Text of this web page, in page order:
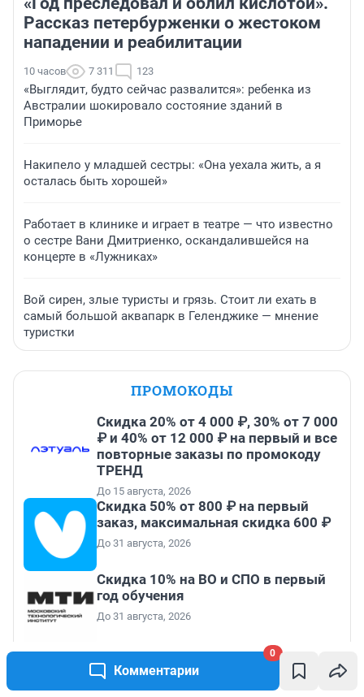
Комментарии
0
Рассказ петербурженки о жестоком
нападении и реабилитации
10 часов 7 311 123
«Выглядит, будто сейчас развалится»: ребенка из
Австралии шокировало состояние зданий в
Приморье
Накипело у младшей сестры: «Она уехала жить, а я
осталась быть хорошей»
Работает в клинике и играет в театре — что известно
о сестре Вани Дмитриенко, оскандалившейся на
концерте в «Лужниках»
Вой сирен, злые туристы и грязь. Стоит ли ехать в
самый большой аквапарк в Геленджике — мнение
туристки
ПРОМОКОДЫ
Скидка 20% от 4 000 ₽, 30% от 7 000
₽ и 40% от 12 000 ₽ на первый и все
повторные заказы по промокоду
ТРЕНД
До 15 августа, 2026
Скидка 50% от 800 ₽ на первый
заказ, максимальная скидка 600 ₽
До 31 августа, 2026
Скидка 10% на ВО и СПО в первый
год обучения
До 31 августа, 2026
ROSTIC'S - скидка 20% по
промокоду на любой заказ от